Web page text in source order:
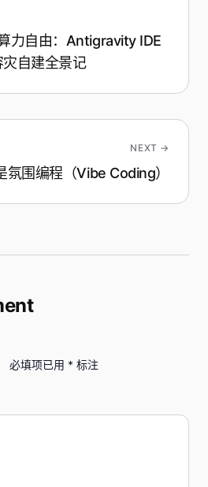
力自由：Antigravity IDE
自建全景记
NEXT →
氛围编程（Vibe Coding）
必填项已用 * 标注